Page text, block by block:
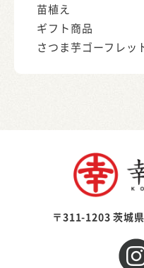
苗植え
ギフト商品
さつま芋ゴーフレッ
〒311-1203 茨城